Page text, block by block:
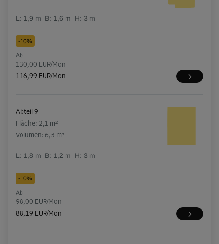
L: 1,9 m B: 1,6 m H: 3 m
-10%
Ab
130,00 EUR/Mon
116,99 EUR/Mon
Abteil 9
Fläche: 2,1 m²
Volumen: 6,3 m³
L: 1,8 m B: 1,2 m H: 3 m
-10%
Ab
98,00 EUR/Mon
88,19 EUR/Mon